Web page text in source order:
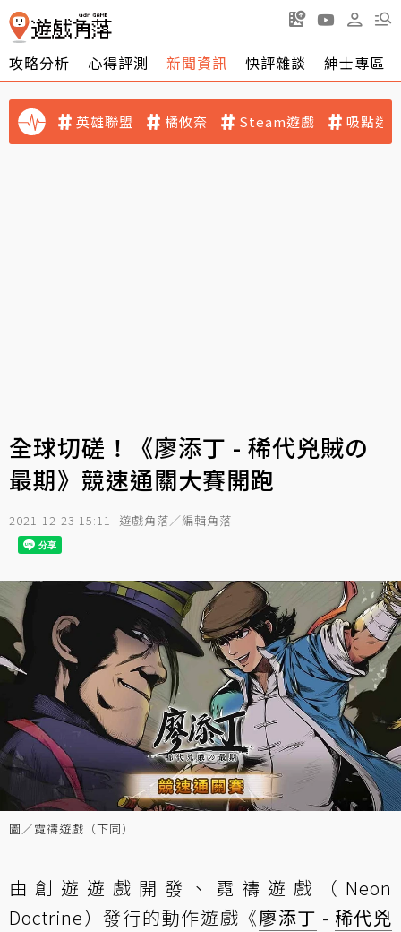
攻略分析 心得評測 新聞資訊 快評雜談 紳士專區
英雄聯盟 橘攸奈 Steam遊戲 吸點迷
全球切磋！《廖添丁 - 稀代兇賊の
最期》競速通關大賽開跑
2021-12-23 15:11 遊戲角落／編輯角落
圖／霓禱遊戲（下同）
由創遊遊戲開發、霓禱遊戲（Neon
Doctrine）發行的動作遊戲《廖添丁 - 稀代兇